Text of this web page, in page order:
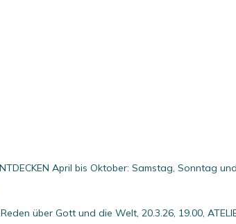
April bis Oktober: Samstag, Sonntag und
über Gott und die Welt, 20.3.26, 19.00,